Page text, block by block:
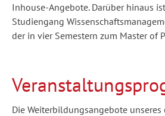
Inhouse-Angebote. Darüber hinaus
Studiengang
der in vier Semestern zum Master of
Die Weiterbildungsangebote